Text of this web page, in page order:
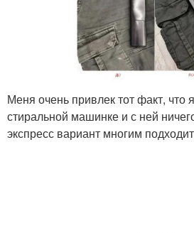
Меня очень привлек тот факт, что
стиральной машинке и с ней
экспресс вариант многим